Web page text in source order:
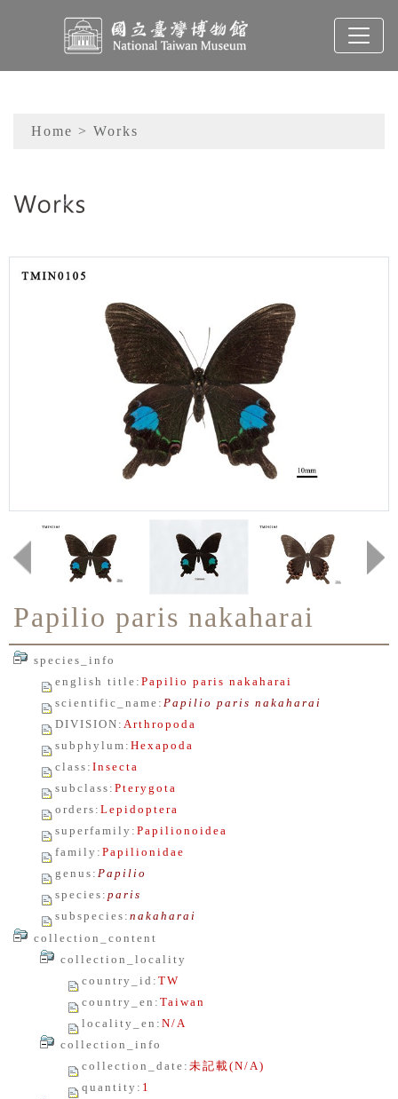
Sitemap
Home > Works
Papilio paris nakaharai
species_info
english title : Papilio paris nakaharai
scientific_name : Papilio paris nakaharai
DIVISION : Arthropoda
subphylum : Hexapoda
class : Insecta
subclass : Pterygota
orders : Lepidoptera
superfamily : Papilionoidea
family : Papilionidae
genus : Papilio
species : paris
subspecies : nakaharai
collection_content
collection_locality
country_id : TW
country_en : Taiwan
locality_en : N/A
collection_info
collection_date : 未記載(N/A)
quantity : 1